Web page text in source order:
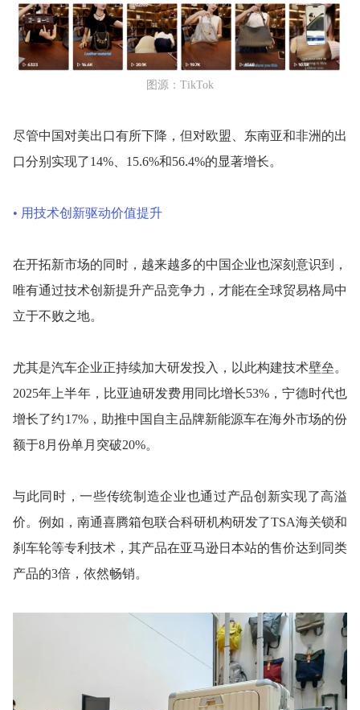
图源：TikTok
尽管中国对美出口有所下降，但对欧盟、东南亚和非洲的出
口分别实现了14%、15.6%和56.4%的显著增长。
• 用技术创新驱动价值提升
在开拓新市场的同时，越来越多的中国企业也深刻意识到，
唯有通过技术创新提升产品竞争力，才能在全球贸易格局中
立于不败之地。
尤其是汽车企业正持续加大研发投入，以此构建技术壁垒。
2025年上半年，比亚迪研发费用同比增长53%，宁德时代也
增长了约17%，助推中国自主品牌新能源车在海外市场的份
额于8月份单月突破20%。
与此同时，一些传统制造企业也通过产品创新实现了高溢
价。例如，南通喜腾箱包联合科研机构研发了TSA海关锁和
刹车轮等专利技术，其产品在亚马逊日本站的售价达到同类
产品的3倍，依然畅销。